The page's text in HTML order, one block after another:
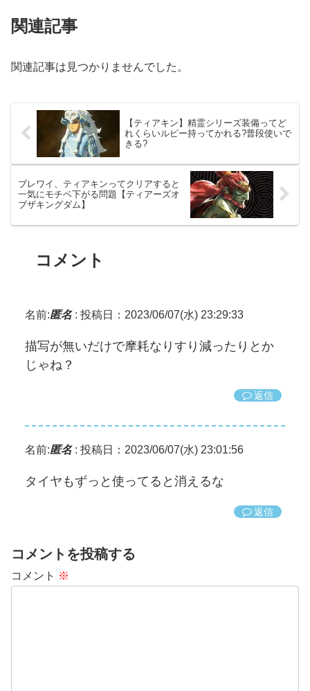
関連記事
関連記事は見つかりませんでした。
【ティアキン】精霊シリーズ装備ってど
れくらいルピー持ってかれる?普段使いで
きる?
ブレワイ、ティアキンってクリアすると
一気にモチベ下がる問題【ティアーズオ
ブザキングダム】
コメント
名前:匿名: 投稿日：2023/06/07(水) 23:29:33
描写が無いだけで摩耗なりすり減ったりとか
じゃね？
返信
名前:匿名: 投稿日：2023/06/07(水) 23:01:56
タイヤもずっと使ってると消えるな
返信
コメントを投稿する
コメント ※